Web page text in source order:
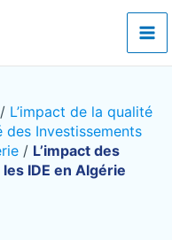
/ L’impact de la qualité
Investissements
/ L’impact des
IDE en Algérie